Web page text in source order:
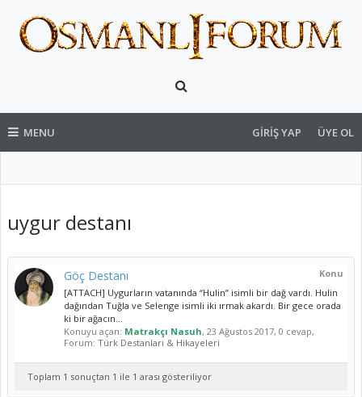
MENU GIRIŞ YAP ÜYE OL
uygur destanı
Konu
Göç Destanı
[ATTACH] Uygurların vatanında “Hulin” isimli bir dağ vardı. Hulin
dağından Tuğla ve Selenge isimli iki ırmak akardı. Bir gece orada
ki bir ağacın...
Konuyu açan: Matrakçı Nasuh, 23 Ağustos 2017, 0 cevap,
Forum: Türk Destanları & Hikayeleri
Toplam 1 sonuçtan 1 ile 1 arası gösteriliyor